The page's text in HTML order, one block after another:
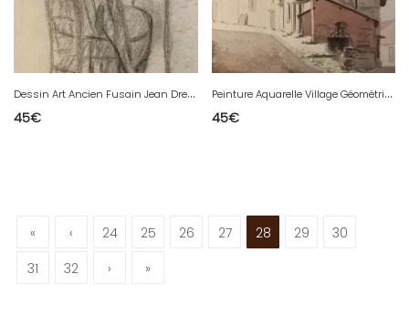
D
essin Art Ancien Fusain Jean Dreyfus Stern 1930 Peinture Ancien Femme Peintre
45€
P
einture Aquarelle Village Géométrie Papier 1960 Provence Art À Identifier
45€
« ‹ 24 25 26 27 28 29
30
31
32 › »